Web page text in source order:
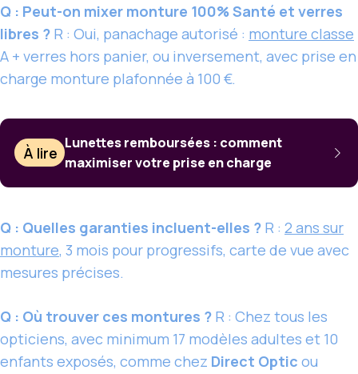
Q : Peut-on mixer monture 100% Santé et verres
libres ? R : Oui, panachage autorisé : monture classe
A + verres hors panier, ou inversement, avec prise en
charge monture plafonnée à 100 €.
À lire
Lunettes remboursées : comment
maximiser votre prise en charge
Q : Quelles garanties incluent-elles ? R : 2 ans sur
monture, 3 mois pour progressifs, carte de vue avec
mesures précises.
Q : Où trouver ces montures ? R : Chez tous les
opticiens, avec minimum 17 modèles adultes et 10
enfants exposés, comme chez Direct Optic ou